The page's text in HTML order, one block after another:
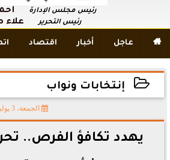
رئيس مجلس الإدارة
رئيس التحرير علاء
 عاجل أخبار اقتصاد
إنتخابات ونواب
الجمعة، 3 يوليو 2026
يهدد تكافؤ الفرص..